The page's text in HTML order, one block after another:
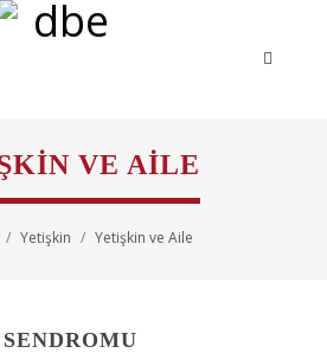
VE AILE
Yetişkin Yetişkin ve Aile